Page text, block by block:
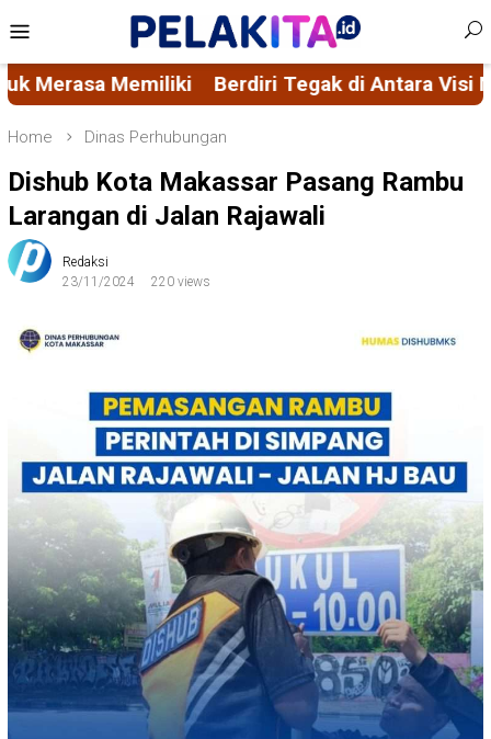
to
content
Menu
di Antara Visi Misi FORMAS dan Ascacita
Home Dinas Perhubungan
Dishub Kota Makassar Pasang Rambu
Larangan di Jalan Rajawali
Redaksi
23/11/2024
220 views